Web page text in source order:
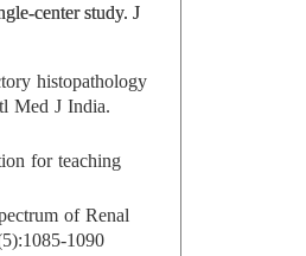
center study. J
histopathology
Med J India.
for teaching
of Renal
1090